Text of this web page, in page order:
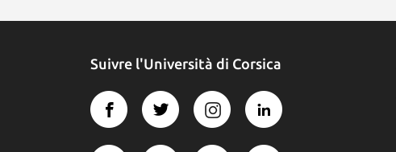
Suivre l'Università di Corsica